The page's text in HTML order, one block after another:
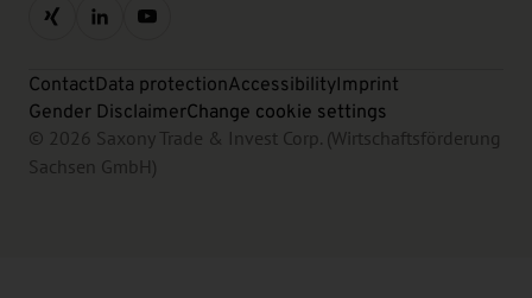
ContactData protectionAccessibilityImprint
Gender DisclaimerChange cookie settings
© 2026 Saxony Trade & Invest Corp. (Wirtschaftsförderung
Sachsen GmbH)